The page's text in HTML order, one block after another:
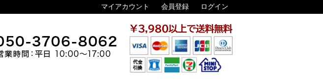
マイアカウント 会員登録 ログイン